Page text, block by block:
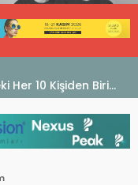
Her 10 Kişiden Biri